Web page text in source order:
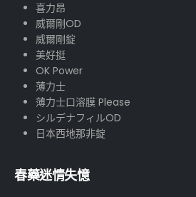
喜力昂
威爾剛OD
威爾剛錠
美好挺
OK Power
薄力士
薄力士口溶膜 Please
シルデナフィルOD
日本西地那非錠
春藥迷情失憶